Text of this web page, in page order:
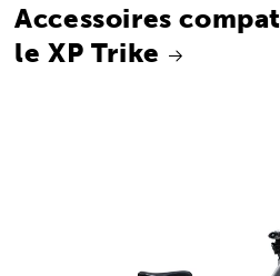
Accessoires
le XP Trike